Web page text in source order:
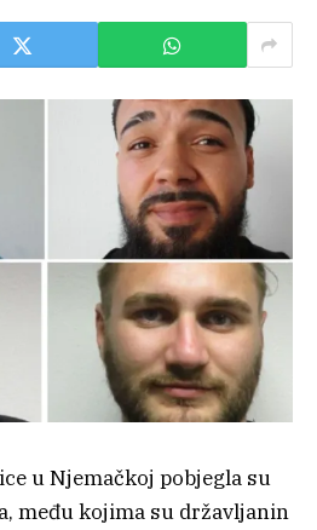
u Njemačkoj pobjegla su
među kojima su državljanin